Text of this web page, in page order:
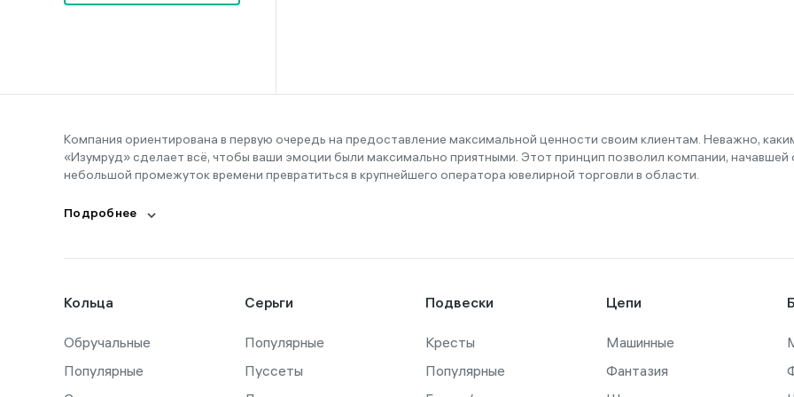
16-19
17-19
18,5
19,5
20-21
21
21,5
Компания ориентирована в первую очередь на предоставление максимальной ценности своим клиентам. Неважно,
«Изумруд» сделает всё, чтобы ваши эмоции были максимально приятными. Этот принцип позволил компании, начавшей
небольшой промежуток времени превратиться в крупнейшего оператора ювелирной торговли в области.
Подробнее
Кольца
Обручальные
Популярные
Серьги
Популярные
Пуссеты
Подвески
Кресты
Популярные
Цепи
Машинные
Фантазия